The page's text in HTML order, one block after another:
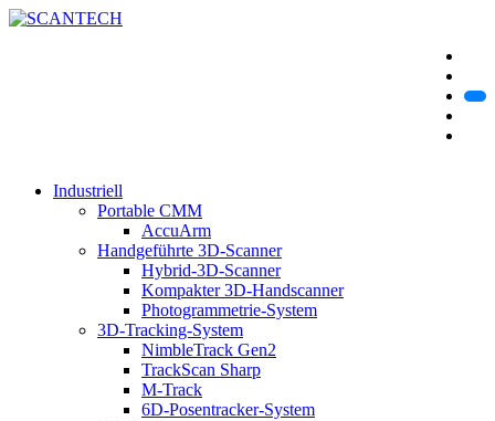
Industriell
Portable CMM
AccuArm
Handgeführte 3D-Scanner
Hybrid-3D-Scanner
Kompakter 3D-Handscanner
Photogrammetrie-System
3D-Tracking-System
NimbleTrack Gen2
TrackScan Sharp
M-Track
6D-Posentracker-System